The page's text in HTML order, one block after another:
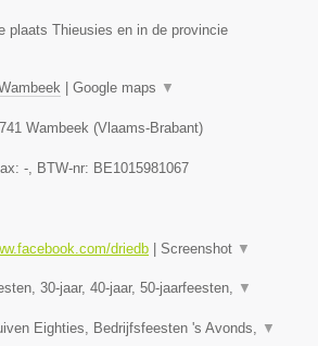
plaats Thieusies en in de provincie
Google maps ▼
Wambeek (Vlaams-Brabant)
- , BTW-nr: BE1015981067
driedb Screenshot ▼
30-jaar, 40-jaar, 50-jaarfeesten, ▼
Eighties, Bedrijfsfeesten 's Avonds, ▼